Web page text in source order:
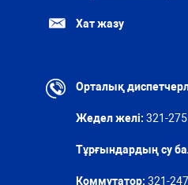
Хат жазу
Орталық
Жедел желі: 321-275
Тұрғындардың су
Коммутатор: 321-